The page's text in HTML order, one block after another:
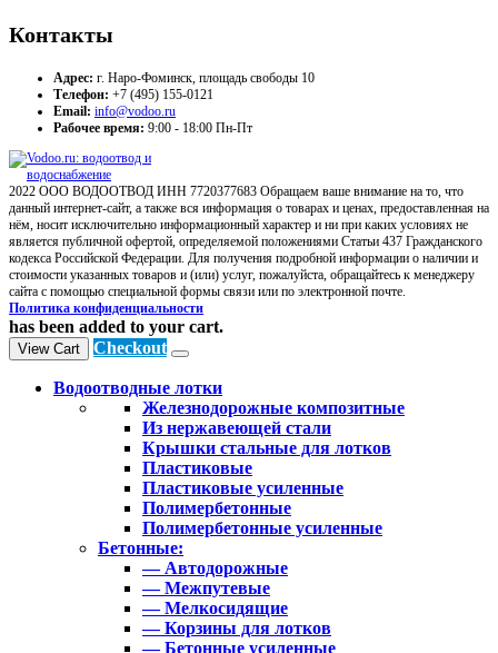
Контакты
Адрес: г. Наро-Фоминск, площадь свободы 10
Телефон: +7 (495) 155-0121
Email: info@vodoo.ru
Рабочее время: 9:00 - 18:00 Пн-Пт
2022 ООО ВОДООТВОД ИНН 7720377683 Обращаем ваше внимание на то, что
данный интернет-сайт, а также вся информация о товарах и ценах, предоставленная на
нём, носит исключительно информационный характер и ни при каких условиях не
является публичной офертой, определяемой положениями Статьи 437 Гражданского
кодекса Российской Федерации. Для получения подробной информации о наличии и
стоимости указанных товаров и (или) услуг, пожалуйста, обращайтесь к менеджеру
сайта с помощью специальной формы связи или по электронной почте.
Политика конфиденциальности
has been added to your cart.
View Cart Checkout
Водоотводные лотки
Железнодорожные композитные
Из нержавеющей стали
Крышки стальные для лотков
Пластиковые
Пластиковые усиленные
Полимербетонные
Полимербетонные усиленные
Бетонные:
— Автодорожные
— Межпутевые
— Мелкосидящие
— Корзины для лотков
— Бетонные усиленные